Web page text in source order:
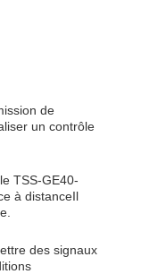
de
un contrôle
TSS-GE40-
à distanceIl
des signaux